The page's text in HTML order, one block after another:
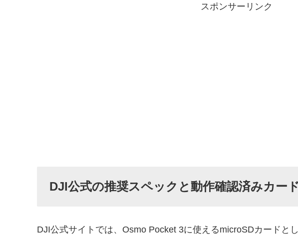
スポンサーリンク
DJI公式の推奨スペックと動作確認済みカード
DJI公式サイトでは、Osmo Pocket 3に使えるmicroSDカードと